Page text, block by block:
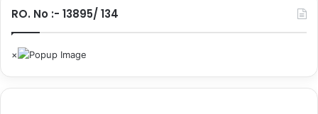
की
…
RO. No :- 13895/ 134